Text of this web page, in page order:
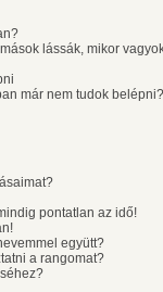
lássák, mikor
már nem tudok
pontatlan az idő!
együtt?
a rangomat?